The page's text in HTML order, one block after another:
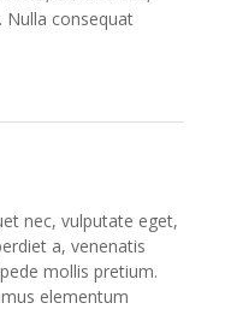
Nulla consequat
nec, vulputate eget,
a, venenatis
mollis pretium.
elementum